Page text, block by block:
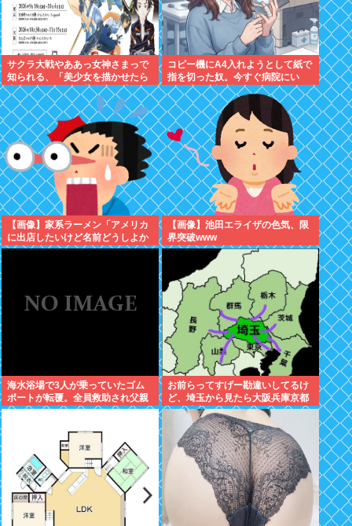
サクラ大戦やああっ女神さまっで
知られる、「美少女を描かせたら
十傑」のひとり、藤島康介氏のデ
ビュー40周年を記念した原画展が
開催！
コピー機にA4入れようとして紙で
指を切った奴。今すぐ病院にい
け。腕一本切断になってもしらん
ぞ
【画像】家系ラーメン「アメリカ
に出店したいけど名前どうしよか
なぁ… せや！」
【画像】池田エライザの色気、限
界突破www
海水浴場で3人が乗っていたゴム
ボートが転覆。全員救助され父親
(37)は生き残る。子供の女児(13)
お前らってすげー勘違いしてるけ
ど、埼玉から見たら大阪兵庫京都
って地方でしかねえぞ？